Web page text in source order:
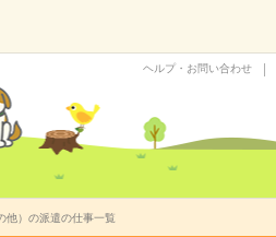
ヘルプ・お問い合わせ
他）の派遣の仕事一覧